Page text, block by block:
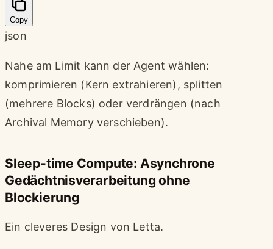
Copy
json
Nahe am Limit kann der Agent wählen:
komprimieren (Kern extrahieren), splitten
(mehrere Blocks) oder verdrängen (nach
Archival Memory verschieben).
Sleep-time Compute: Asynchrone
Gedächtnisverarbeitung ohne
Blockierung
Ein cleveres Design von Letta.